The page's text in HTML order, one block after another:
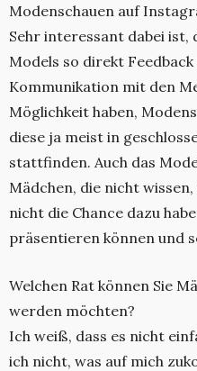
Modenschauen auf
Sehr interessant dabei ist,
Models so direkt
Kommunikation mit den
Möglichkeit haben,
diese ja meist in
stattfinden. Auch das
Mädchen, die nicht
nicht die Chance dazu
präsentieren können und
Welchen Rat können Sie
werden möchten?
Ich weiß, dass es nicht
ich nicht, was auf mich